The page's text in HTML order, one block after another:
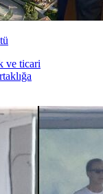
ve ticari